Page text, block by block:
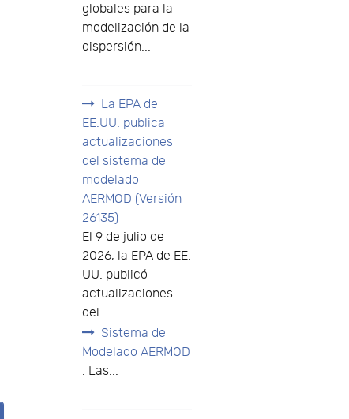
globales para la
modelización de la
dispersión...
La EPA de
EE.UU. publica
actualizaciones
del sistema de
modelado
AERMOD (Versión
26135)
El 9 de julio de
2026, la EPA de EE.
UU. publicó
actualizaciones
del
Sistema de
Modelado AERMOD
. Las...